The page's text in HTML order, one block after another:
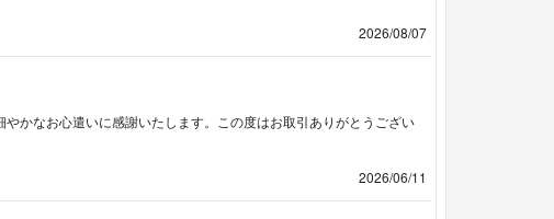
2026/08/07
かなお心遣いに感謝いたします。この度はお取引ありがとうござい
2026/06/11